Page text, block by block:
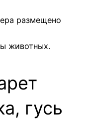
размещено
животных.
гусь